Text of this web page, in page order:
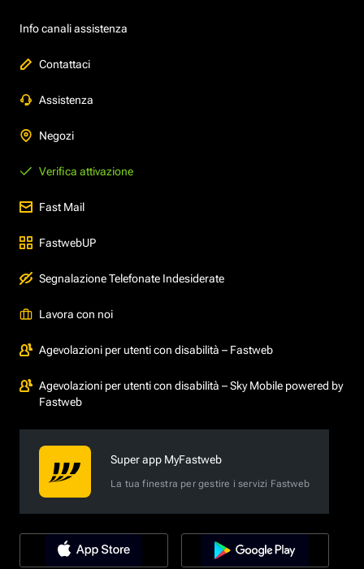
Info canali assistenza
Contattaci
Assistenza
Negozi
Verifica attivazione
Fast Mail
FastwebUP
Segnalazione Telefonate Indesiderate
Lavora con noi
Agevolazioni per utenti con disabilità – Fastweb
Agevolazioni per utenti con disabilità – Sky Mobile powered by
Fastweb
Super app MyFastweb
La tua finestra per gestire i servizi Fastweb